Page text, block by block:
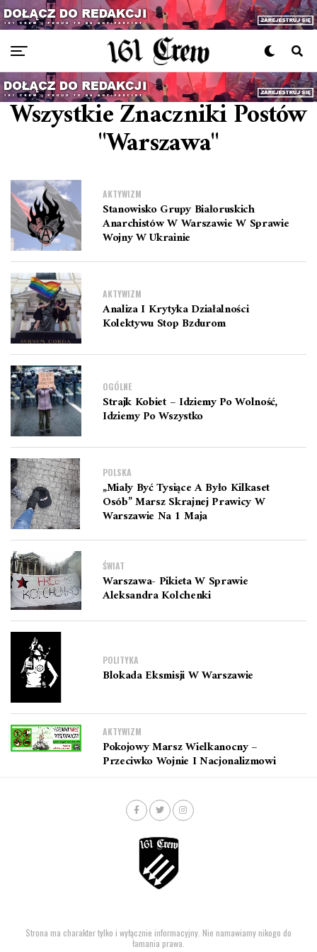
Wszystkie Znaczniki Postów
"warszawa"
AKTYWIZM
Stanowisko Grupy Białoruskich
Anarchistów W Warszawie W Sprawie
Wojny W Ukrainie
AKTYWIZM
Analiza I Krytyka Działalności
Kolektywu Stop Bzdurom
OGÓLNE
Strajk Kobiet – Idziemy Po Wolność,
Idziemy Po Wszystko
POLSKA
„Miały Być Tysiące A Było Kilkaset
Osób” Marsz Skrajnej Prawicy W
Warszawie Na 1 Maja
ŚWIAT
Warszawa- Pikieta W Sprawie
Aleksandra Kolchenki
POLITYKA
Blokada Eksmisji W Warszawie
AKTYWIZM
Pokojowy Marsz Wielkanocny –
Przeciwko Wojnie I Nacjonalizmowi
Strona ma charakter tylko i wyłącznie informacyjny. Nie namawiamy nikogo do
łamania prawa.